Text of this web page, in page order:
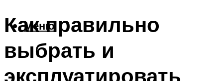
Меню
Как правильно
выбрать и
эксплуатировать